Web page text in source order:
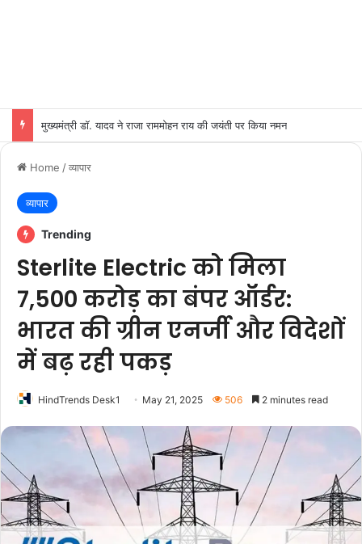
मुख्यमंत्री डॉ. यादव ने राजा राममोहन राय की जयंती पर किया नमन
Home /व्यापार
व्यापार
Trending
Sterlite Electric को मिला
7,500 करोड़ का बंपर ऑर्डर:
भारत की ग्रीन एनर्जी और विदेशों
में बढ़ रही पकड़
HindTrends Desk1 May 21, 2025 506 2 minutes read